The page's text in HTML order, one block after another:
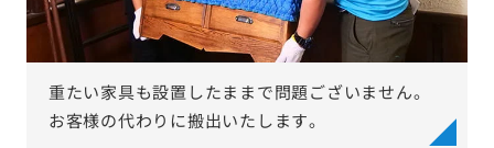
重たい家具も設置したままで問題ございません。
お客様の代わりに搬出いたします。